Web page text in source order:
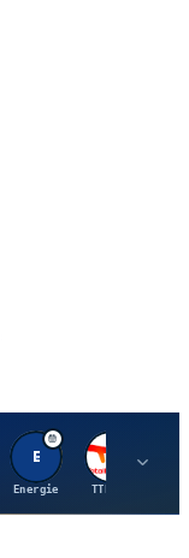
E
Energie
T
TTE.PA